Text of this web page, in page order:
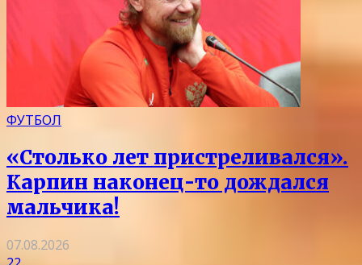
ФУТБОЛ
«Столько лет пристреливался».
Карпин наконец-то дождался
мальчика!
07.08.2026